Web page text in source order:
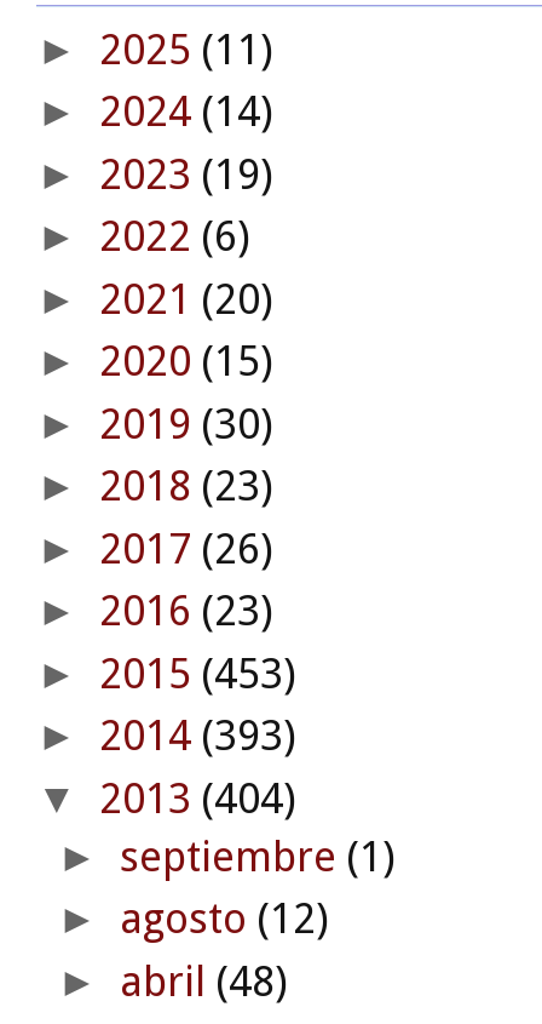
► 2025 (11)
► 2024 (14)
► 2023 (19)
► 2022 (6)
► 2021 (20)
► 2020 (15)
► 2019 (30)
► 2018 (23)
► 2017 (26)
► 2016 (23)
► 2015 (453)
► 2014 (393)
▼ 2013 (404)
► septiembre (1)
► agosto (12)
► abril (48)